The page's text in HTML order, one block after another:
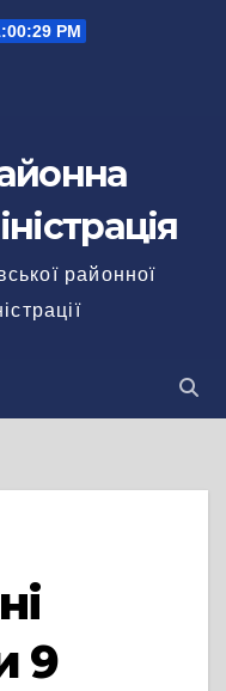
PM
районної
9